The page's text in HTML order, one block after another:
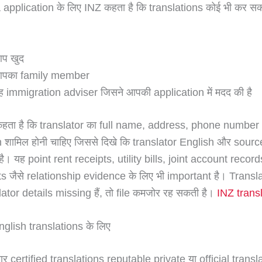
के लिए INZ कहता है कि translations कोई भी कर
खुद
family member
immigration adviser जिसने आपकी application में मदद की है
है कि translator का full name, address, phone number
होनी चाहिए जिससे दिखे कि translator English और
है। यह point rent receipts, utility bills, joint account
जैसे relationship evidence के लिए भी important है।
details missing हैं, तो file कमजोर रह सकती है। INZ
translations के लिए
certified translations reputable private या official